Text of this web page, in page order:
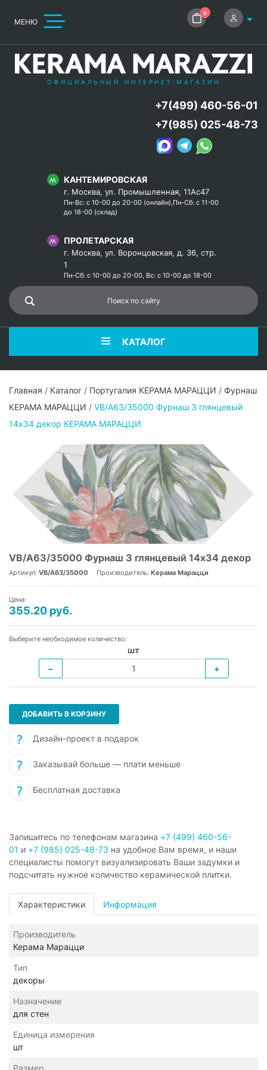
МЕНЮ
0
ОФИЦИАЛЬНЫЙ ИНТЕРНЕТ-МАГАЗИН
КАНТЕМИРОВСКАЯ
г. Москва, ул. Промышленная, 11Ас47
Пн-Вс: с 10-00 до 20-00 (онлайн),Пн-Сб: с 11-00
до 18-00 (склад)
ПРОЛЕТАРСКАЯ
г. Москва, ул. Воронцовская, д. 36, стр.
1
Пн-Сб: с 10-00 до 20-00, Вс: с 10-00 до 18-00
+7(499) 460-56-01
+7(985) 025-48-73
КАТАЛОГ
Главная / Каталог / Португалия КЕРАМА МАРАЦЦИ / Фурнаш
КЕРАМА МАРАЦЦИ / VB/A63/35000 Фурнаш 3 глянцевый
14х34 декор КЕРАМА МАРАЦЦИ
VB/A63/35000 Фурнаш 3 глянцевый 14х34 декор
Артикул: VB/A63/35000 Производитель: Керама Марацци
Цена:
355.20 руб.
Выберите необходимое количество:
шт
−
+
ДОБАВИТЬ В КОРЗИНУ
Дизайн-проект в подарок
Заказывай больше — плати меньше
Бесплатная доставка
Запишитесь по телефонам магазина +7 (499) 460-56-
01 и +7 (985) 025-48-73 на удобное Вам время, и наши
специалисты помогут визуализировать Ваши задумки и
подсчитать нужное количество керамической плитки.
Характеристики Информация
Производитель
Керама Марацци
Тип
декоры
Назначение
для стен
Единица измерения
шт
Размер